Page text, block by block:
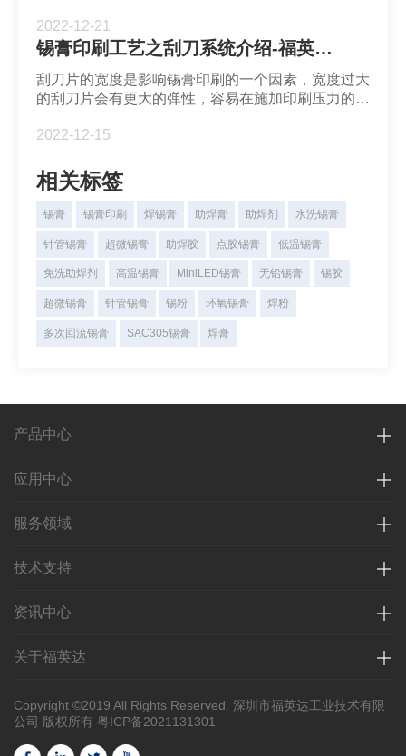
大小的8倍。
2022-12-21
锡膏印刷工艺之刮刀系统介绍-福英达锡膏
刮刀片的宽度是影响锡膏印刷的一个因素，宽度过大
的刮刀片会有更大的弹性，容易在施加印刷压力的时
安装需要平行于印刷机传送轨道。如果刮刀安装位置
膏的浪费和印刷质量下降。
2022-12-15
相关标签
锡膏 锡膏印刷 焊锡膏 助焊膏 助焊剂 水洗锡膏
针管锡膏 超微锡膏 助焊胶 点胶锡膏 低温锡膏
免洗助焊剂 高温锡膏 MiniLED锡膏 无铅锡膏 锡胶
超微锡膏 针管锡膏 锡粉 环氧锡膏 焊粉
多次回流锡膏 SAC305锡膏 焊膏
产品中心
应用中心
服务领域
技术支持
资讯中心
关于福英达
Copyright ©2019 All Rights Reserved. 深圳市福英达工业技术有限
公司 版权所有 粤ICP备2021131301